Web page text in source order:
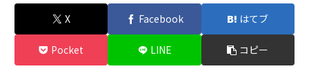
X Facebook はてブ
Pocket LINE コピー